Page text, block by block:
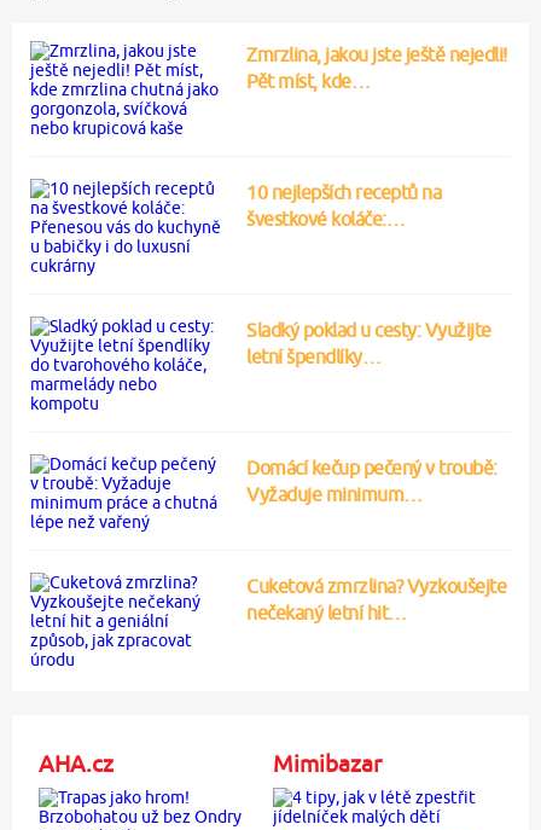
Zmrzlina, jakou jste ještě nejedli!
Pět míst, kde…
10 nejlepších receptů na
švestkové koláče:…
Sladký poklad u cesty: Využijte
letní špendlíky…
Domácí kečup pečený v troubě:
Vyžaduje minimum…
Cuketová zmrzlina? Vyzkoušejte
nečekaný letní hit…
AHA.cz Mimibazar